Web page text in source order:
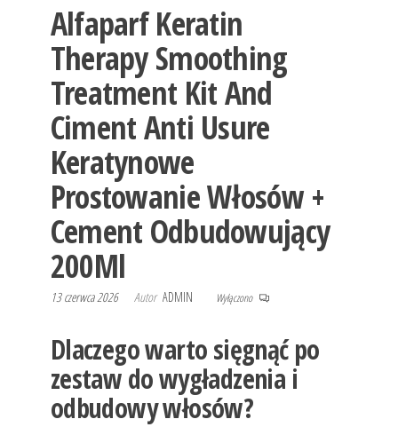
Alfaparf Keratin
Therapy Smoothing
Treatment Kit And
Ciment Anti Usure
Keratynowe
Prostowanie Włosów +
Cement Odbudowujący
200Ml
13 czerwca 2026 Autor ADMIN Wyłączono
Dlaczego warto sięgnąć po
zestaw do wygładzenia i
odbudowy włosów?